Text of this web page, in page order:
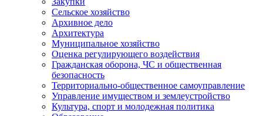
Сельское хозяйство
Архивное дело
Архитектура
Муниципальное хозяйство
Оценка регулирующего воздействия
Гражданская оборона, ЧС и общественная
безопасность
Территориально-общественное самоуправление
Управление имуществом и землеустройство
Культура, спорт и молодежная политика